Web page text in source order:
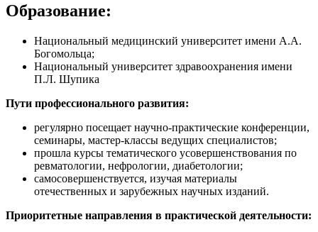
Образование:
Национальный медицинский университет имени А.А.
Богомольца;
Национальный университет здравоохранения имени
П.Л. Шупика
Пути профессионального развития:
регулярно посещает научно-практические конференции,
семинары, мастер-классы ведущих специалистов;
прошла курсы тематического усовершенствования по
ревматологии, нефрологии, диабетологии;
самосовершенствуется, изучая материалы
отечественных и зарубежных научных изданий.
Приоритетные направления в практической деятельности: